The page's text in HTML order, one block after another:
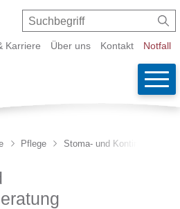
Muri
Suche
Suchbegriff
Karriere Über uns Kontakt Notfall
Pflege Stoma- und